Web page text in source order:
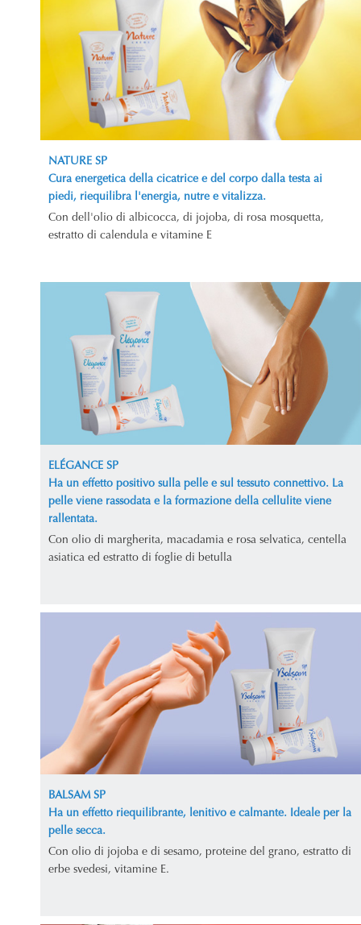
NATURE SP
Cura energetica della cicatrice e del corpo dalla testa ai
piedi, riequilibra l'energia, nutre e vitalizza.
Con dell'olio di albicocca, di jojoba, di rosa mosquetta,
estratto di calendula e vitamine E
ELÉGANCE SP
Ha un effetto positivo sulla pelle e sul tessuto connettivo. La
pelle viene rassodata e la formazione della cellulite viene
rallentata.
Con olio di margherita, macadamia e rosa selvatica, centella
asiatica ed estratto di foglie di betulla
BALSAM SP
Ha un effetto riequilibrante, lenitivo e calmante. Ideale per la
pelle secca.
Con olio di jojoba e di sesamo, proteine del grano, estratto di
erbe svedesi, vitamine E.